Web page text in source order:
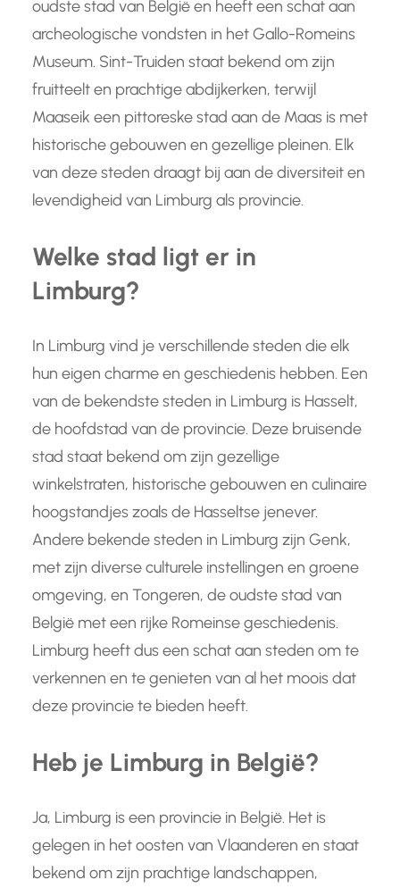
oudste stad van België en heeft een schat aan
archeologische vondsten in het Gallo-Romeins
Museum. Sint-Truiden staat bekend om zijn
fruitteelt en prachtige abdijkerken, terwijl
Maaseik een pittoreske stad aan de Maas is met
historische gebouwen en gezellige pleinen. Elk
van deze steden draagt bij aan de diversiteit en
levendigheid van Limburg als provincie.
Welke stad ligt er in
Limburg?
In Limburg vind je verschillende steden die elk
hun eigen charme en geschiedenis hebben. Een
van de bekendste steden in Limburg is Hasselt,
de hoofdstad van de provincie. Deze bruisende
stad staat bekend om zijn gezellige
winkelstraten, historische gebouwen en culinaire
hoogstandjes zoals de Hasseltse jenever.
Andere bekende steden in Limburg zijn Genk,
met zijn diverse culturele instellingen en groene
omgeving, en Tongeren, de oudste stad van
België met een rijke Romeinse geschiedenis.
Limburg heeft dus een schat aan steden om te
verkennen en te genieten van al het moois dat
deze provincie te bieden heeft.
Heb je Limburg in België?
Ja, Limburg is een provincie in België. Het is
gelegen in het oosten van Vlaanderen en staat
bekend om zijn prachtige landschappen,